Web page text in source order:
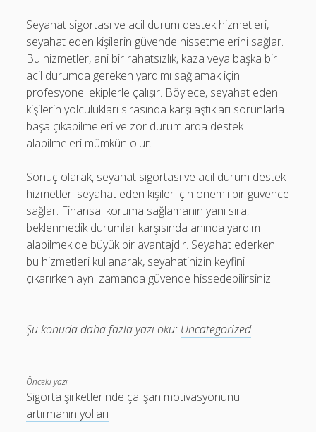
Seyahat sigortası ve acil durum destek hizmetleri,
seyahat eden kişilerin güvende hissetmelerini sağlar.
Bu hizmetler, ani bir rahatsızlık, kaza veya başka bir
acil durumda gereken yardımı sağlamak için
profesyonel ekiplerle çalışır. Böylece, seyahat eden
kişilerin yolculukları sırasında karşılaştıkları sorunlarla
başa çıkabilmeleri ve zor durumlarda destek
alabilmeleri mümkün olur.
Sonuç olarak, seyahat sigortası ve acil durum destek
hizmetleri seyahat eden kişiler için önemli bir güvence
sağlar. Finansal koruma sağlamanın yanı sıra,
beklenmedik durumlar karşısında anında yardım
alabilmek de büyük bir avantajdır. Seyahat ederken
bu hizmetleri kullanarak, seyahatinizin keyfini
çıkarırken aynı zamanda güvende hissedebilirsiniz.
Şu konuda daha fazla yazı oku: Uncategorized
Önceki yazı
Sigorta şirketlerinde çalışan motivasyonunu
artırmanın yolları